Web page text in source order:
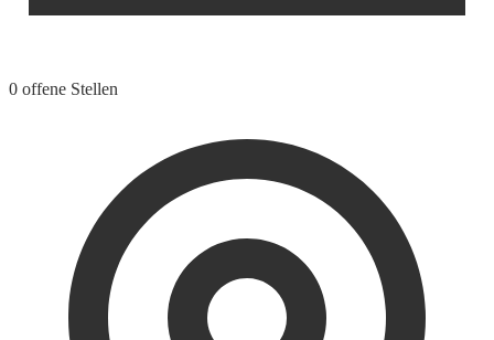
0 offene Stellen